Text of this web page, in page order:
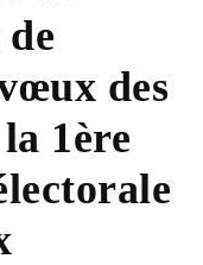
des
1ère